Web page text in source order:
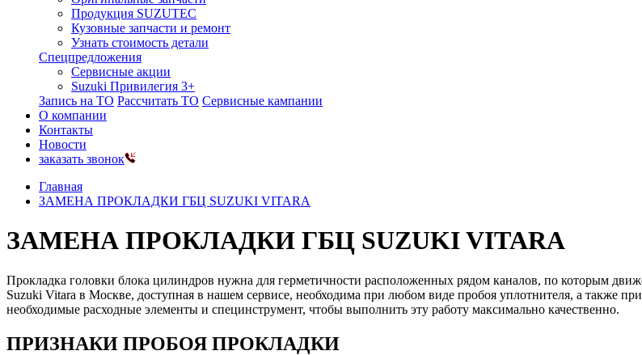
Продукция SUZUTEC
Кузовные запчасти и ремонт
Узнать стоимость детали
Спецпредложения
Сервисные акции
Suzuki Привилегия 3+
Запись на ТО Рассчитать ТО Сервисные кампании
О компании
Контакты
Новости
заказать звонок
Главная
ЗАМЕНА ПРОКЛАДКИ ГБЦ SUZUKI VITARA
ЗАМЕНА ПРОКЛАДКИ ГБЦ SUZUKI VITARA
Прокладка головки блока цилиндров нужна для герметичности расположенных рядом каналов, по которым
Suzuki Vitara в Москве, доступная в нашем сервисе, необходима при любом виде пробоя уплотнителя, а также
необходимые расходные элементы и специнструмент, чтобы выполнить эту работу максимально качественно.
ПРИЗНАКИ ПРОБОЯ ПРОКЛАДКИ